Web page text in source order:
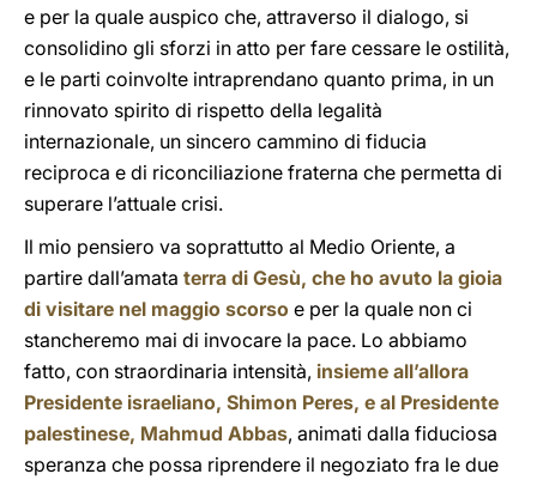
e per la quale auspico che, attraverso il dialogo, si
consolidino gli sforzi in atto per fare cessare le ostilità,
e le parti coinvolte intraprendano quanto prima, in un
rinnovato spirito di rispetto della legalità
internazionale, un sincero cammino di fiducia
reciproca e di riconciliazione fraterna che permetta di
superare l’attuale crisi.
Il mio pensiero va soprattutto al Medio Oriente, a
partire dall’amata terra di Gesù, che ho avuto la gioia
di visitare nel maggio scorso e per la quale non ci
stancheremo mai di invocare la pace. Lo abbiamo
fatto, con straordinaria intensità, insieme all’allora
Presidente israeliano, Shimon Peres, e al Presidente
palestinese, Mahmud Abbas, animati dalla fiduciosa
speranza che possa riprendere il negoziato fra le due